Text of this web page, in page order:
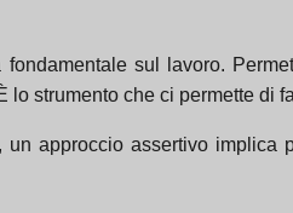
fondamentale sul lavoro.
lo strumento che ci permette di
un approccio assertivo